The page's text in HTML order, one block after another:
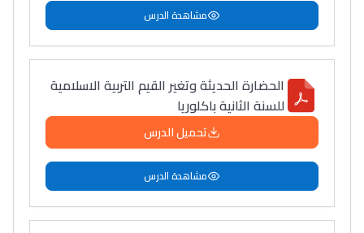
مشاهدة الدرس
الحضارة الحديثة وتغير القيم التربية الاسلامية
للسنة الثانية باكلوريا
تحميل الدرس
مشاهدة الدرس